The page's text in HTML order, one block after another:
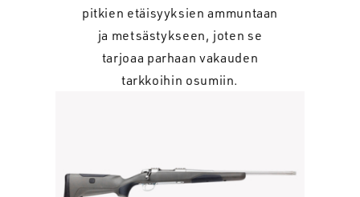
pitkien etäisyyksien ammuntaan
ja metsästykseen, joten se
tarjoaa parhaan vakauden
tarkkoihin osumiin.